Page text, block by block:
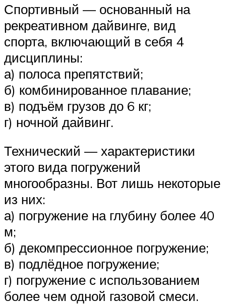
Спортивный — основанный на
рекреативном дайвинге, вид
спорта, включающий в себя 4
дисциплины:
а) полоса препятствий;
б) комбинированное плавание;
в) подъём грузов до 6 кг;
г) ночной дайвинг.
Технический — характеристики
этого вида погружений
многообразны. Вот лишь некоторые
из них:
а) погружение на глубину более 40
м;
б) декомпрессионное погружение;
в) подлёдное погружение;
г) погружение с использованием
более чем одной газовой смеси.